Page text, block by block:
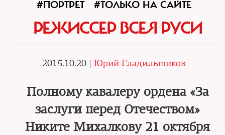
#ПОРТРЕТ #ТОЛЬКО НА САЙТЕ
РЕЖИССЕР ВСЕЯ РУСИ
2015.10.20 | Юрий Гладильщиков
Полному кавалеру ордена «За
заслуги перед Отечеством»
Никите Михалкову 21 октября